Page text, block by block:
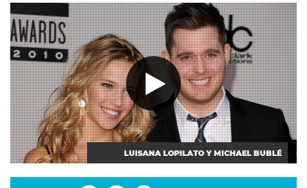
LUISANA LOPILATO Y MICHAEL BUBLÉ